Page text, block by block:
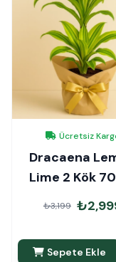
Ücretsiz
Dracaena
Lime 2 Kök
Hediye
₺3,199
Sepete Ekle